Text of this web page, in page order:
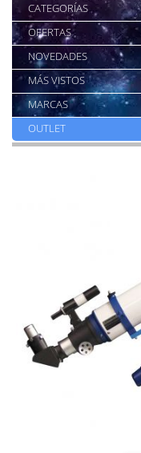
CATEGORÍAS
OFERTAS
NOVEDADES
MÁS VISTOS
MARCAS
OUTLET